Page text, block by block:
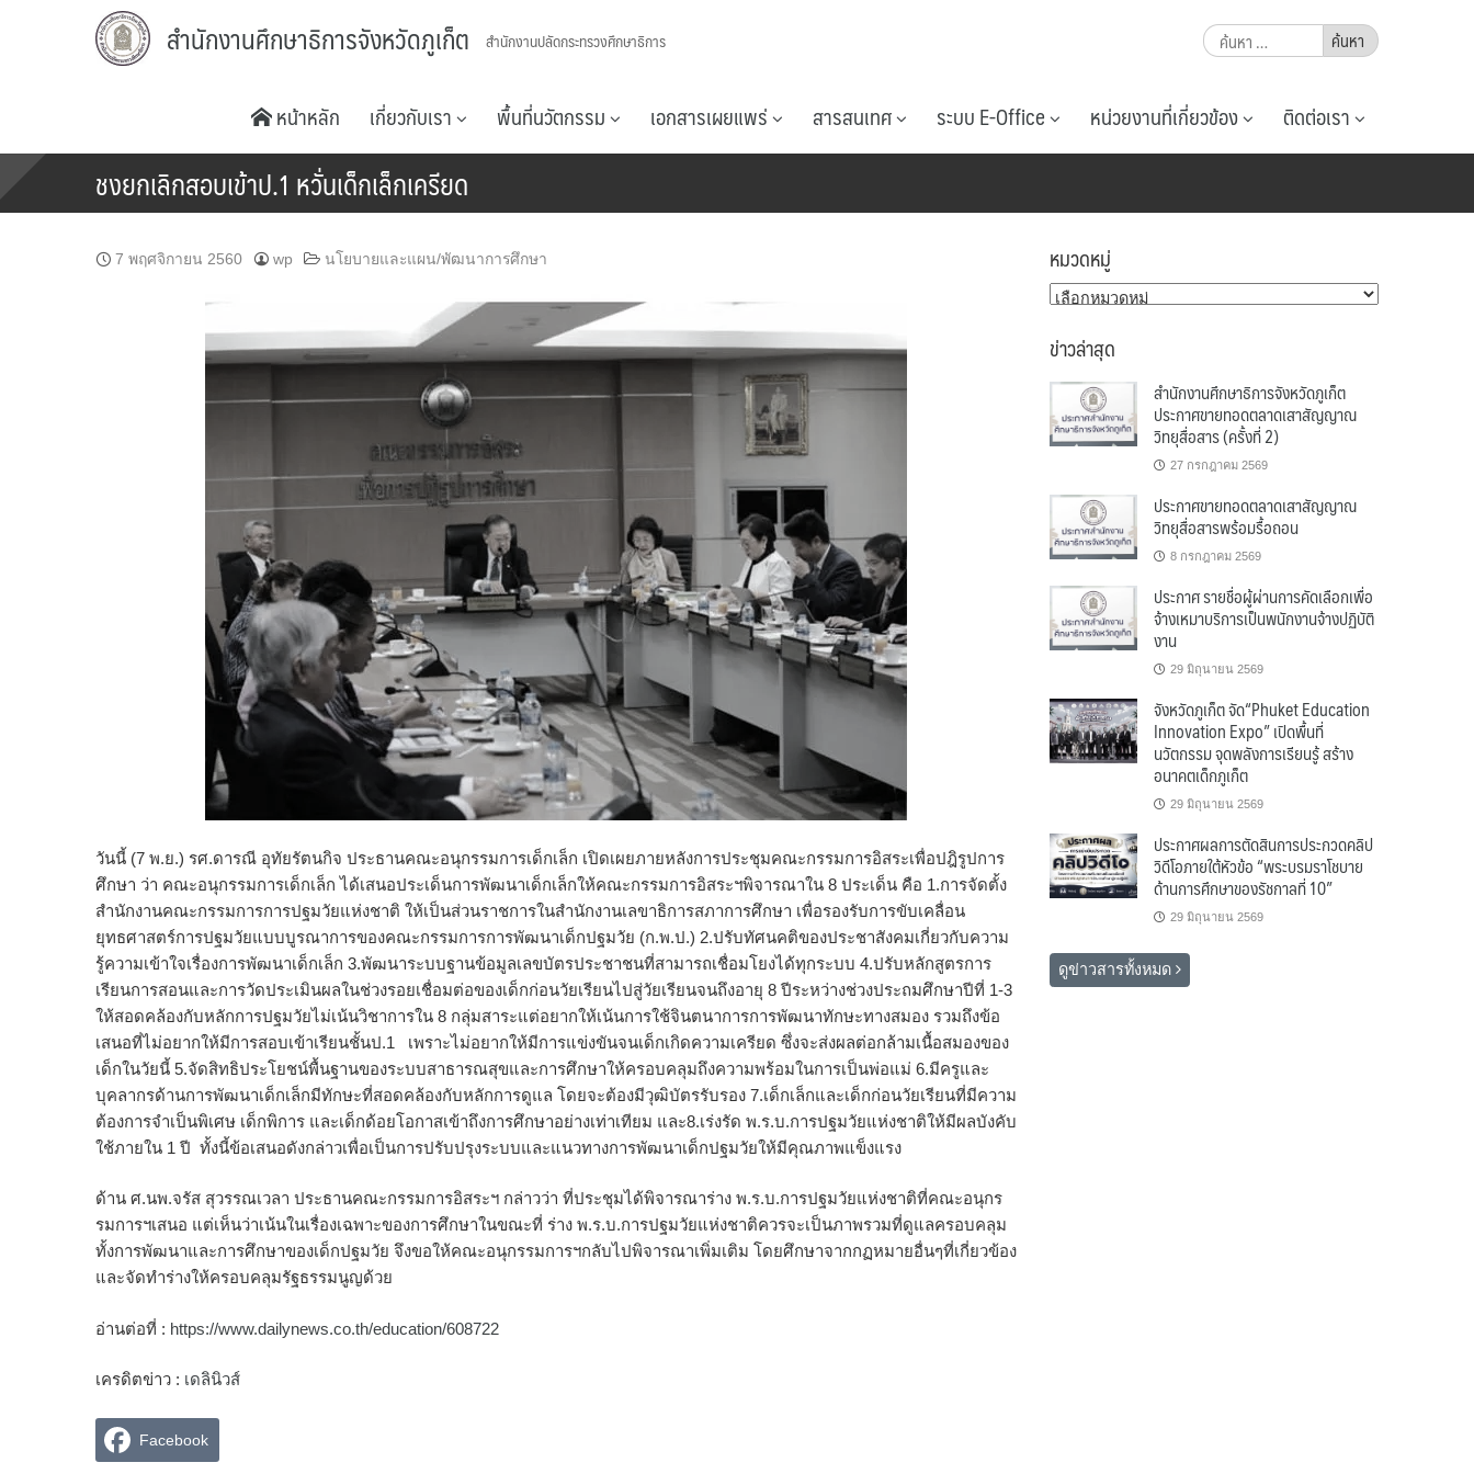
สำนักงานศึกษาธิการจังหวัดภูเก็ต สำนักงานปลัดกระทรวงศึกษาธิการ
ค้นหา
สำหรับ:
หน้าหลัก เกี่ยวกับเรา พื้นที่นวัตกรรม เอกสารเผยแพร่ สารสนเทศ ระบบ E-Office หน่วยงานที่เกี่ยวข้อง ติดต่อเรา
ชงยกเลิกสอบเข้าป.1 หวั่นเด็กเล็กเครียด
7 พฤศจิกายน 2560 wp นโยบายและแผน/พัฒนาการศึกษา
วันนี้ (7 พ.ย.) รศ.ดารณี อุทัยรัตนกิจ ประธานคณะอนุกรรมการเด็กเล็ก เปิดเผยภายหลังการประชุมคณะกรรมการอิสระเพื่อปฎิรูปการ
ศึกษา ว่า คณะอนุกรรมการเด็กเล็ก ได้เสนอประเด็นการพัฒนาเด็กเล็กให้คณะกรรมการอิสระฯพิจารณาใน 8 ประเด็น คือ 1.การจัดตั้ง
สำนักงานคณะกรรมการการปฐมวัยแห่งชาติ ให้เป็นส่วนราชการในสำนักงานเลขาธิการสภาการศึกษา เพื่อรองรับการขับเคลื่อน
ยุทธศาสตร์การปฐมวัยแบบบูรณาการของคณะกรรมการการพัฒนาเด็กปฐมวัย (ก.พ.ป.) 2.ปรับทัศนคติของประชาสังคมเกี่ยวกับความ
รู้ความเข้าใจเรื่องการพัฒนาเด็กเล็ก 3.พัฒนาระบบฐานข้อมูลเลขบัตรประชาชนที่สามารถเชื่อมโยงได้ทุกระบบ 4.ปรับหลักสูตรการ
เรียนการสอนและการวัดประเมินผลในช่วงรอยเชื่อมต่อของเด็กก่อนวัยเรียนไปสู่วัยเรียนจนถึงอายุ 8 ปีระหว่างช่วงประถมศึกษาปีที่ 1-3
ให้สอดคล้องกับหลักการปฐมวัยไม่เน้นวิชาการใน 8 กลุ่มสาระแต่อยากให้เน้นการใช้จินตนาการการพัฒนาทักษะทางสมอง รวมถึงข้อ
เสนอที่ไม่อยากให้มีการสอบเข้าเรียนชั้นป.1 เพราะไม่อยากให้มีการแข่งขันจนเด็กเกิดความเครียด ซึ่งจะส่งผลต่อกล้ามเนื้อสมองของ
เด็กในวัยนี้ 5.จัดสิทธิประโยชน์พื้นฐานของระบบสาธารณสุขและการศึกษาให้ครอบคลุมถึงความพร้อมในการเป็นพ่อแม่ 6.มีครูและ
บุคลากรด้านการพัฒนาเด็กเล็กมีทักษะที่สอดคล้องกับหลักการดูแล โดยจะต้องมีวุฒิบัตรรับรอง 7.เด็กเล็กและเด็กก่อนวัยเรียนที่มีความ
ต้องการจำเป็นพิเศษ เด็กพิการ และเด็กด้อยโอกาสเข้าถึงการศึกษาอย่างเท่าเทียม และ8.เร่งรัด พ.ร.บ.การปฐมวัยแห่งชาติให้มีผลบังคับ
ใช้ภายใน 1 ปี ทั้งนี้ข้อเสนอดังกล่าวเพื่อเป็นการปรับปรุงระบบและแนวทางการพัฒนาเด็กปฐมวัยให้มีคุณภาพแข็งแรง
ด้าน ศ.นพ.จรัส สุวรรณเวลา ประธานคณะกรรมการอิสระฯ กล่าวว่า ที่ประชุมได้พิจารณาร่าง พ.ร.บ.การปฐมวัยแห่งชาติที่คณะอนุกร
รมการฯเสนอ แต่เห็นว่าเน้นในเรื่องเฉพาะของการศึกษาในขณะที่ ร่าง พ.ร.บ.การปฐมวัยแห่งชาติควรจะเป็นภาพรวมที่ดูแลครอบคลุม
ทั้งการพัฒนาและการศึกษาของเด็กปฐมวัย จึงขอให้คณะอนุกรรมการฯกลับไปพิจารณาเพิ่มเติม โดยศึกษาจากกฏหมายอื่นๆที่เกี่ยวข้อง
และจัดทำร่างให้ครอบคลุมรัฐธรรมนูญด้วย
อ่านต่อที่ : https://www.dailynews.co.th/education/608722
เครดิตข่าว : เดลินิวส์
Facebook
หมวดหมู่
หมวด
ข่าวล่าสุด
สำนักงานศึกษาธิการจังหวัดภูเก็ต
ประกาศขายทอดตลาดเสาสัญญาณ
วิทยุสื่อสาร (ครั้งที่ 2)
27 กรกฎาคม 2569
ประกาศขายทอดตลาดเสาสัญญาณ
วิทยุสื่อสารพร้อมรื้อถอน
8 กรกฎาคม 2569
ประกาศ รายชื่อผู้ผ่านการคัดเลือกเพื่อ
จ้างเหมาบริการเป็นพนักงานจ้างปฏิบัติ
งาน
29 มิถุนายน 2569
จังหวัดภูเก็ต จัด“Phuket Education
Innovation Expo” เปิดพื้นที่
นวัตกรรม จุดพลังการเรียนรู้ สร้าง
อนาคตเด็กภูเก็ต
29 มิถุนายน 2569
ประกาศผลการตัดสินการประกวดคลิป
วิดีโอภายใต้หัวข้อ “พระบรมราโชบาย
ด้านการศึกษาของรัชกาลที่ 10”
29 มิถุนายน 2569
ดูข่าวสารทั้งหมด